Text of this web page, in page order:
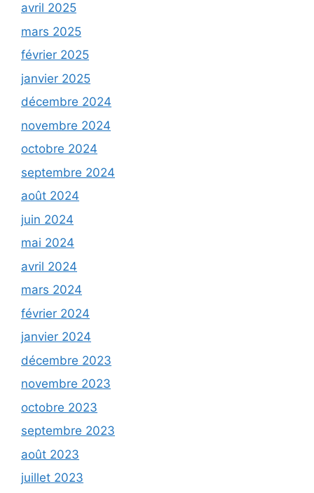
avril 2025
mars 2025
février 2025
janvier 2025
décembre 2024
novembre 2024
octobre 2024
septembre 2024
août 2024
juin 2024
mai 2024
avril 2024
mars 2024
février 2024
janvier 2024
décembre 2023
novembre 2023
octobre 2023
septembre 2023
août 2023
juillet 2023